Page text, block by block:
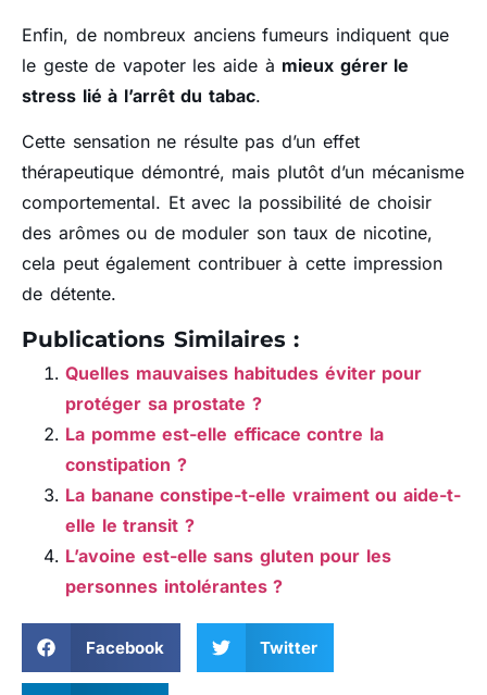
Enfin, de nombreux anciens fumeurs indiquent que
le geste de vapoter les aide à mieux gérer le
stress lié à l’arrêt du tabac.
Cette sensation ne résulte pas d’un effet
thérapeutique démontré, mais plutôt d’un mécanisme
comportemental. Et avec la possibilité de choisir
des arômes ou de moduler son taux de nicotine,
cela peut également contribuer à cette impression
de détente.
Publications Similaires :
Quelles mauvaises habitudes éviter pour
protéger sa prostate ?
La pomme est-elle efficace contre la
constipation ?
La banane constipe-t-elle vraiment ou aide-t-
elle le transit ?
L’avoine est-elle sans gluten pour les
personnes intolérantes ?
Facebook Twitter